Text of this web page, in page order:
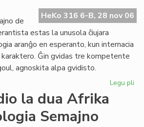
la
HeKo 316 6-B, 28 nov 06
de
estas la unusola ĉiujara
aranĝo en esperanto, kun internacia
Ĝin gvidas tre kompetente
agnoskita alpa gvidisto.
Legu pli
la dua Afrika
Semajno